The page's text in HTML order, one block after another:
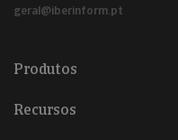
geral@iberinform.pt
Produtos
Recursos